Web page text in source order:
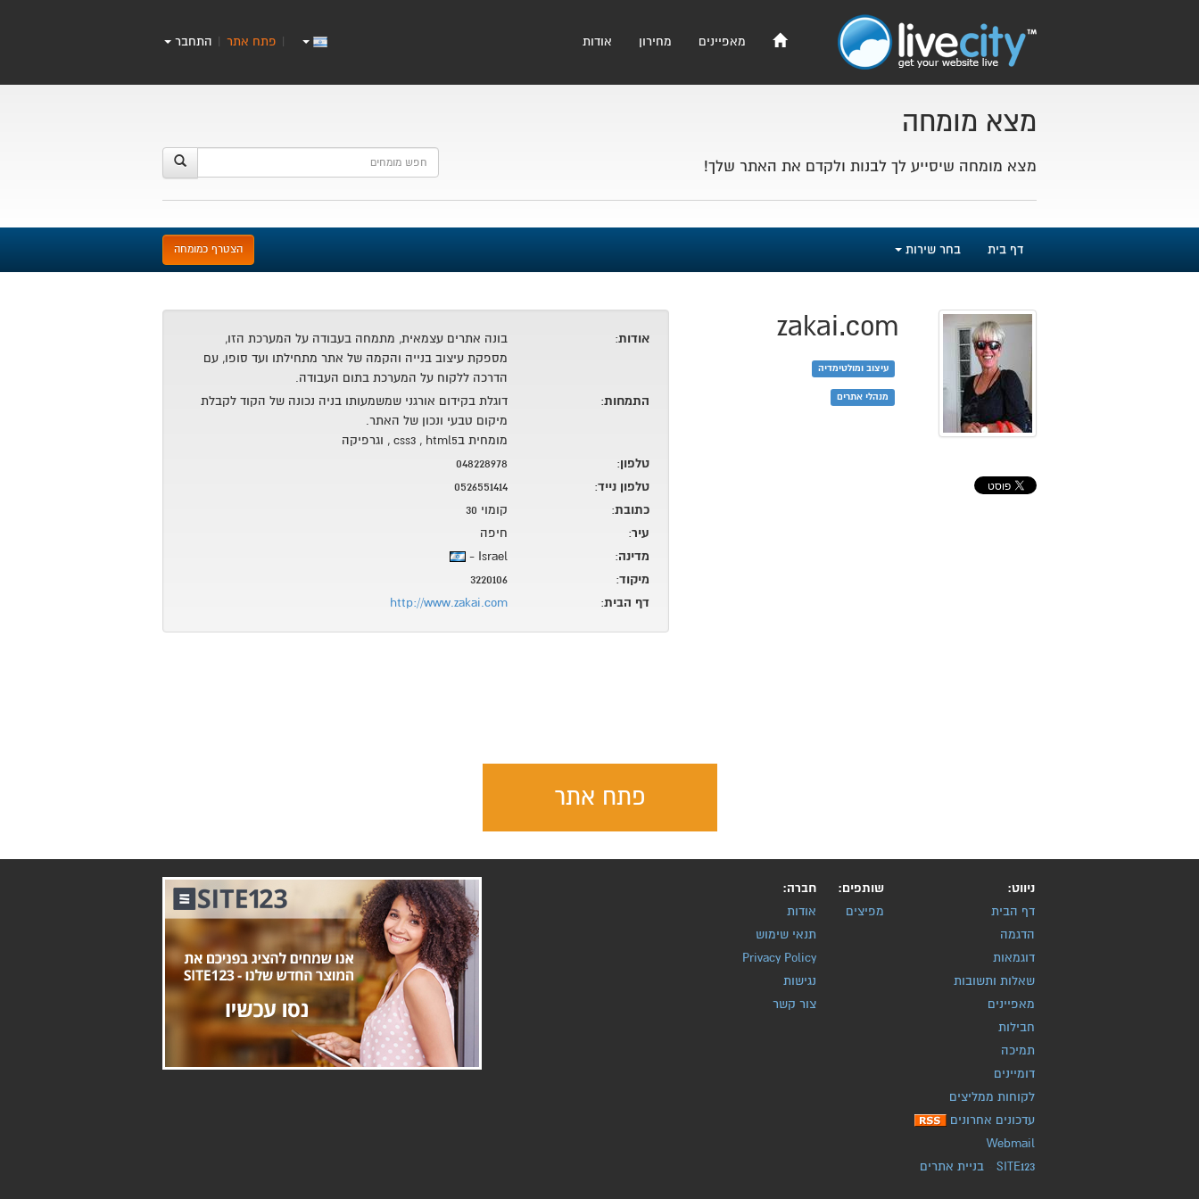
מאפיינים מחירון אודות פתח אתר התחבר
מצא מומחה
מצא מומחה שיסייע לך לבנות ולקדם את האתר שלך!
דף בית בחר שירות הצטרף כמומחה
zakai.com
עיצוב ומולטימדיה
מנהלי אתרים
אודות:
בונה אתרים עצמאית, מתמחה בעבודה על המערכת הזו,
מספקת עיצוב בנייה והקמה של אתר מתחילתו ועד סופו, עם
הדרכה ללקוח על המערכת בתום העבודה.
התמחות:
דוגלת בקידום אורגני שמשמעותו בניה נכונה של הקוד לקבלת
מיקום טבעי ונכון של האתר.
מומחית בcss3 , html5 , וגרפיקה
טלפון:
048228978
טלפון נייד:
0526551414
כתובת:
קומוי 30
עיר:
חיפה
מדינה:
Israel -
מיקוד:
3220106
דף הבית:
http://www.zakai.com
פתח אתר
ניווט:
דף הבית
הדגמה
דוגמאות
שאלות ותשובות
מאפיינים
חבילות
תמיכה
דומיינים
לקוחות ממליצים
עדכונים אחרונים
Webmail
SITE123
בניית אתרים
שותפים:
מפיצים
חברה:
אודות
תנאי שימוש
Privacy Policy
נגישות
צור קשר